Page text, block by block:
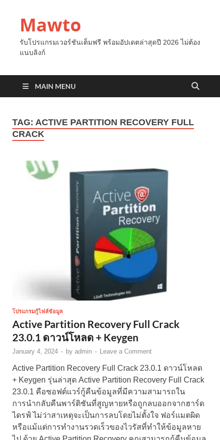
Mawto
รับโปรแกรมเวอร์ชันเต็มฟรี พร้อมอัปเดตล่าสุดปี 2026 ไม่ต้อง
แนบลิงก์
MAIN MENU
TAG: ACTIVE PARTITION RECOVERY FULL
CRACK
โปรแกรมกู้ไฟล์ข้อมูล
Active Partition Recovery Full Crack
23.0.1 ดาวน์โหลด + Keygen
January 4, 2024 - by admin - Leave a Comment
Active Partition Recovery Full Crack 23.0.1 ดาวน์โหลด
+ Keygen รุ่นล่าสุด Active Partition Recovery Full Crack
23.0.1 คือซอฟต์แวร์กู้คืนข้อมูลที่มีความสามารถใน
การนำกลับคืนพาร์ติชันที่สูญหายหรือถูกลบออกจากฮาร์ด
ไดรฟ์ ไม่ว่าสาเหตุจะเป็นการลบโดยไม่ตั้งใจ ฟอร์แมตผิด
หรือแม้แต่การทำงานรวดเร็วของไวรัสที่ทำให้ข้อมูลหาย